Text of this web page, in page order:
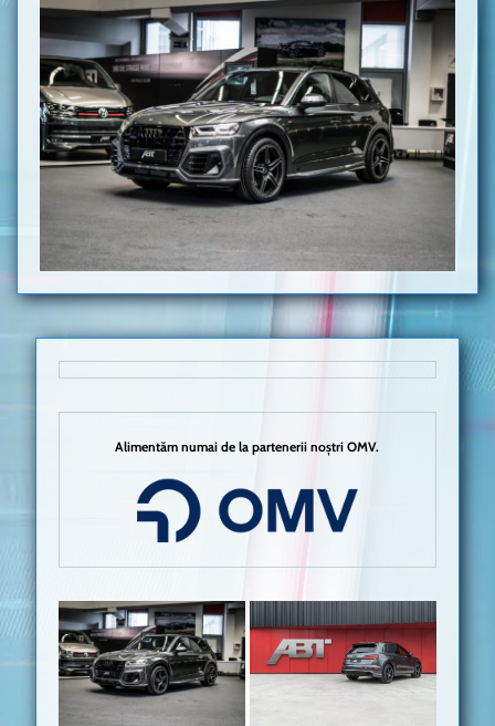
Alimentăm numai de la partenerii noștri OMV.